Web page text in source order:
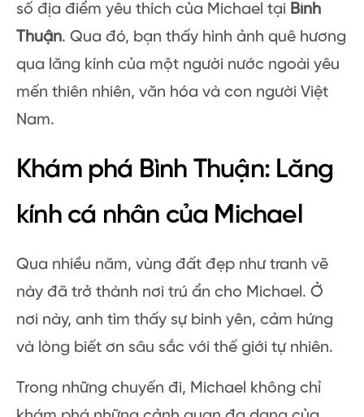
số địa điểm yêu thích của Michael tại Bình
Thuận. Qua đó, bạn thấy hình ảnh quê hương
qua lăng kính của một người nước ngoài yêu
mến thiên nhiên, văn hóa và con người Việt
Nam.
Khám phá Bình Thuận: Lăng
kính cá nhân của Michael
Qua nhiều năm, vùng đất đẹp như tranh vẽ
này đã trở thành nơi trú ẩn cho Michael. Ở
nơi này, anh tìm thấy sự bình yên, cảm hứng
và lòng biết ơn sâu sắc với thế giới tự nhiên.
Trong những chuyến đi, Michael không chỉ